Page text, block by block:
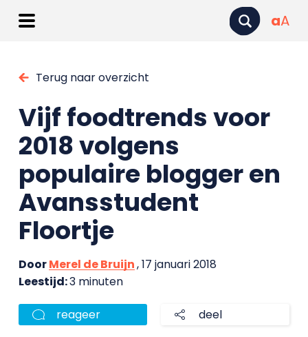
aA
Terug naar overzicht
Vijf foodtrends voor
2018 volgens
populaire blogger en
Avansstudent
Floortje
DoorMerel de Bruijn, 17 januari 2018
Leestijd:3 minuten
reageer deel